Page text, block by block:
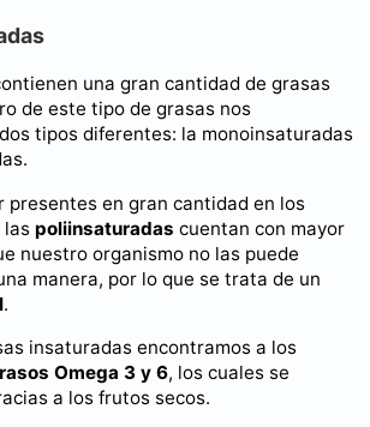
una gran cantidad de grasas
de este tipo de grasas nos
tipos diferentes: la monoinsaturadas
presentes en gran cantidad en los
las poliinsaturadas cuentan con mayor
nuestro organismo no las puede
manera, por lo que se trata de un
.
insaturadas encontramos a los
Omega 3 y 6, los cuales se
a los frutos secos.